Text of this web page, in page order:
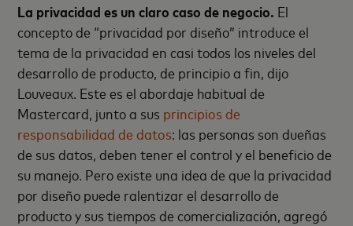
La privacidad es un claro caso de negocio. El
concepto de “privacidad por diseño” introduce el
tema de la privacidad en casi todos los niveles del
desarrollo de producto, de principio a fin, dijo
Louveaux. Este es el abordaje habitual de
Mastercard, junto a sus principios de
responsabilidad de datos: las personas son dueñas
de sus datos, deben tener el control y el beneficio de
su manejo. Pero existe una idea de que la privacidad
por diseño puede ralentizar el desarrollo de
producto y sus tiempos de comercialización, agregó